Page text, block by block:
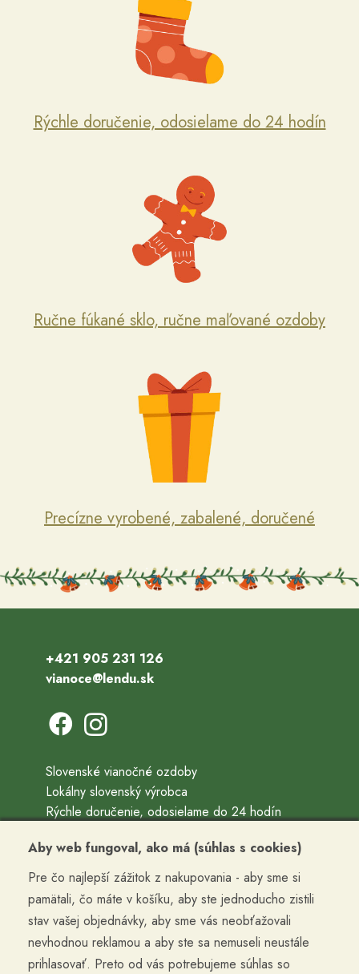
Rýchle doručenie, odosielame do 24 hodín
Ručne fúkané sklo, ručne maľované ozdoby
Precízne vyrobené, zabalené, doručené
+421 905 231 126
vianoce@lendu.sk
Slovenské vianočné ozdoby
Lokálny slovenský výrobca
Rýchle doručenie, odosielame do 24 hodín
Precízne vyrobené, zabalené, doručené
Kontakty
Obchodné podmienky
Termín doručenia a cena dopravy
Reklamácia a vrátenie tovaru
Aby web fungoval, ako má (súhlas s cookies)
Pre čo najlepší zážitok z nakupovania - aby sme si
pamätali, čo máte v košíku, aby ste jednoducho zistili
stav vašej objednávky, aby sme vás neobťažovali
nevhodnou reklamou a aby ste sa nemuseli neustále
prihlasovať. Preto od vás potrebujeme súhlas so